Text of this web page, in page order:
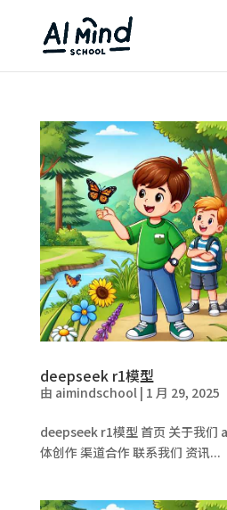
deepseek r1模型
由 aimindschool | 1 月 29, 2025
deepseek r1模型 首页 关于我们
体创作 渠道合作 联系我们 资讯...